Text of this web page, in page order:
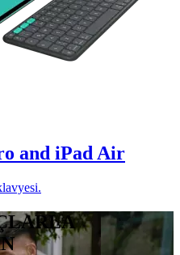
and iPad Air